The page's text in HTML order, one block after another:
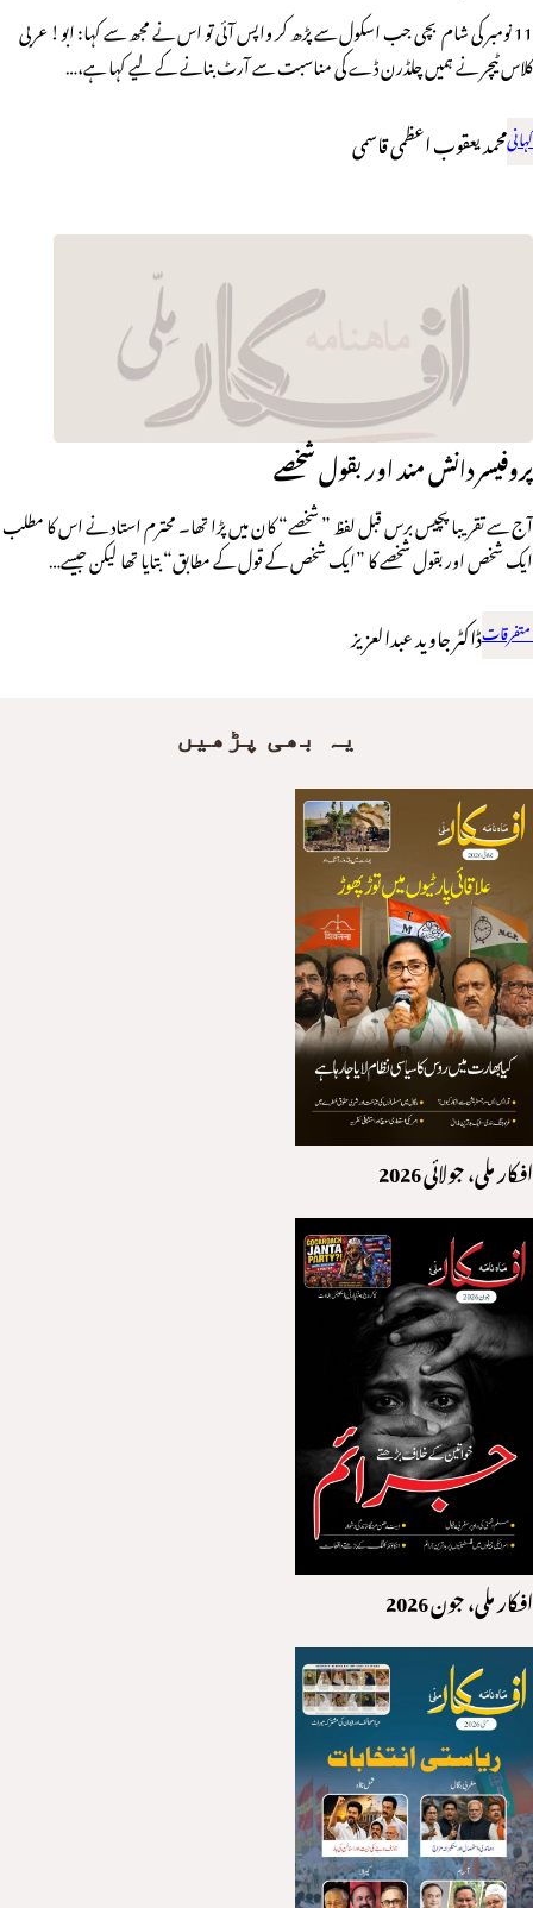
11 نومبر كی شام بچی جب اسکول سے پڑھ کر واپس آئی تو اس نے مجھ سے کہا: ابو! عربی
کلاس ٹیچر نے ہمیں چلڈرن ڈے کی مناسبت سے آرٹ بنانے کے لیے کہا ہے،…
کہانیمحمد یعقوب اعظمی قاسمی
پروفیسر دانش مند اور بقول شخصے
آج سے تقریبا پچیس برس قبل لفظ ” شخصے“ کان میں پڑا تھا۔ محترم استاد نے اس کا مطلب
ایک شخص اور بقول شخصے کا ”ایک شخص کے قول کے مطابق“ بتایا تھا لیکن جیسے…
متفرقاتڈاکٹر جاوید عبدالعزیز
یہ بھی پڑھیں
افکار ملی، جولائی 2026
افکار ملی، جون 2026